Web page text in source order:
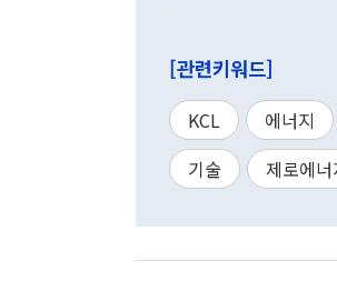
[관련키워드]
KCL 에너지
기술
제로에